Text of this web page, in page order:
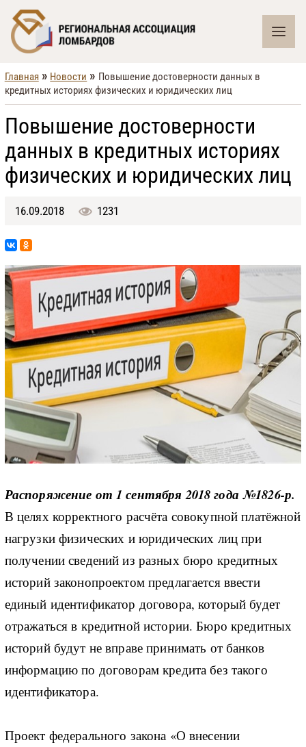
Главная » Новости » Повышение достоверности данных в
кредитных историях физических и юридических лиц
Повышение достоверности
данных в кредитных историях
физических и юридических лиц
16.09.2018 1231
Распоряжение от 1 сентября 2018 года №1826-р.
В целях корректного расчёта совокупной платёжной
нагрузки физических и юридических лиц при
получении сведений из разных бюро кредитных
историй законопроектом предлагается ввести
единый идентификатор договора, который будет
отражаться в кредитной истории. Бюро кредитных
историй будут не вправе принимать от банков
информацию по договорам кредита без такого
идентификатора.
Проект федерального закона «О внесении